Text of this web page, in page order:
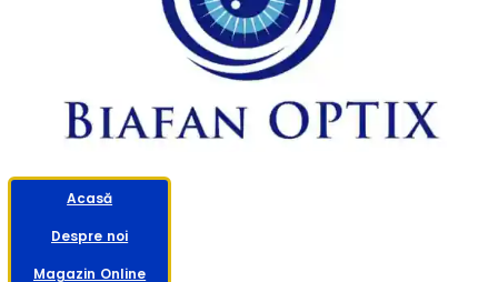
Acasă
Despre noi
Magazin Online